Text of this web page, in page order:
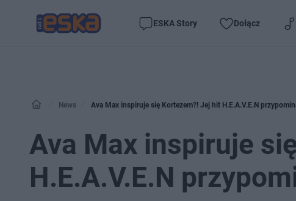
ESKA Story Dołącz
News Ava Max inspiruje się Kortezem?! Jej hit H.E.A.V.E.N
Ava Max inspiruje
H.E.A.V.E.N